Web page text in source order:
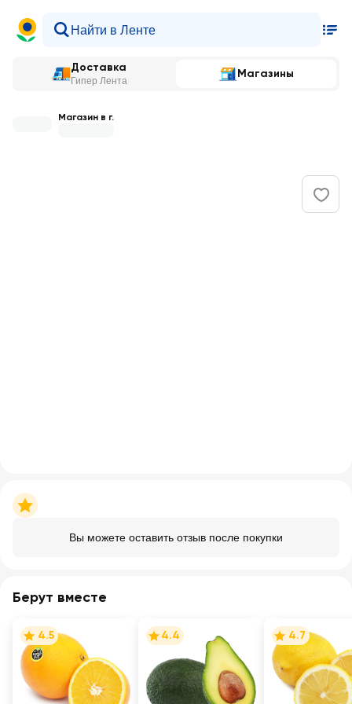
Доставка
Гипер Лента
Магазины
Магазин в г.
Вы можете оставить отзыв после покупки
Берут вместе
4.5 4.4 4.7